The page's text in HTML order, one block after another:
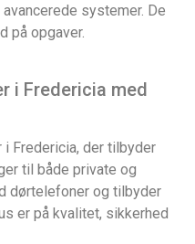
systemer. De
på opgaver.
i Fredericia med
i Fredericia, der tilbyder
til både private og
dørtelefoner og tilbyder
er på kvalitet, sikkerhed